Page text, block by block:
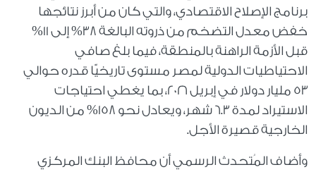
برنامج الإصلاح الاقتصادي، والتي كان من أبرز نتائجها
خفض معدل التضخم من ذروته البالغة ٣٨% إلى ١١%
قبل الأزمة الراهنة بالمنطقة، فيما بلغ صافي
الاحتياطيات الدولية لمصر مستوى تاريخيًّا قدره حوالي
٥٣ مليار دولار في إبريل ٢٠٢٦، بما يغطي احتياجات
الاستيراد لمدة ٦.٣ شهر، ويعادل نحو ١٥٨% من الديون
الخارجية قصيرة الأجل.
وأضاف المُتحدث الرسمي أن محافظ البنك المركزي